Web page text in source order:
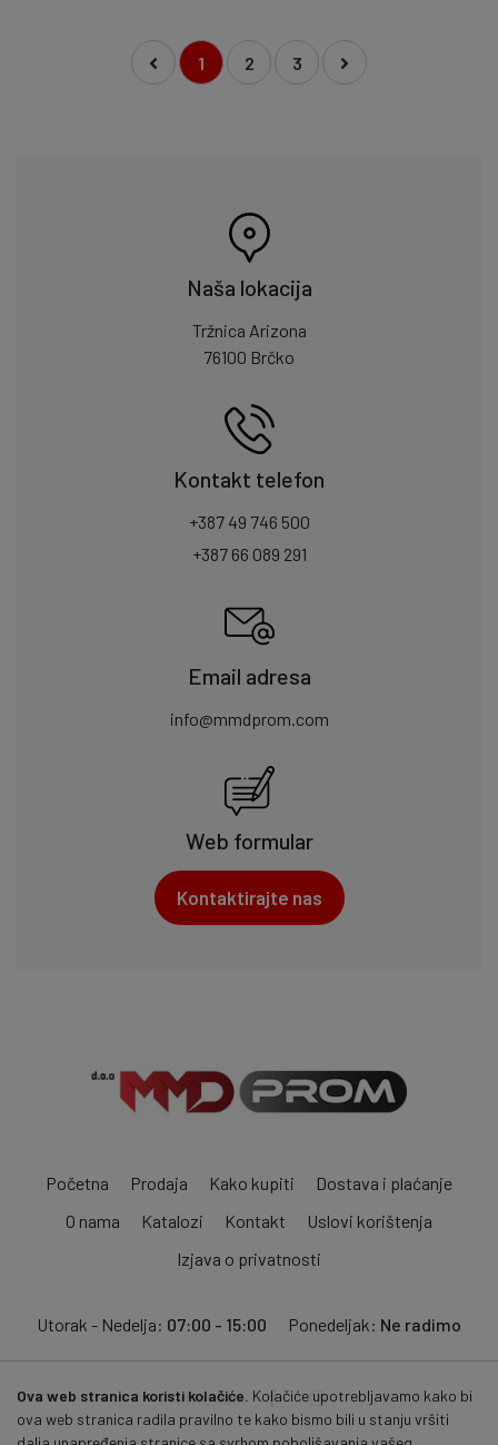
1 2 3
Naša lokacija
Tržnica Arizona
76100 Brčko
Kontakt telefon
+387 49 746 500
+387 66 089 291
Email adresa
info@mmdprom.com
Web formular
Kontaktirajte nas
Početna Prodaja Kako kupiti
Dostava i plaćanje
O nama
Katalozi Kontakt
Uslovi korištenja
Izjava o privatnosti
Utorak - Nedelja: 07:00 - 15:00 Ponedeljak: Ne radimo
Pratite nas:
Ova web stranica koristi kolačiće. Kolačiće upotrebljavamo kako bi
ova web stranica radila pravilno te kako bismo bili u stanju vršiti